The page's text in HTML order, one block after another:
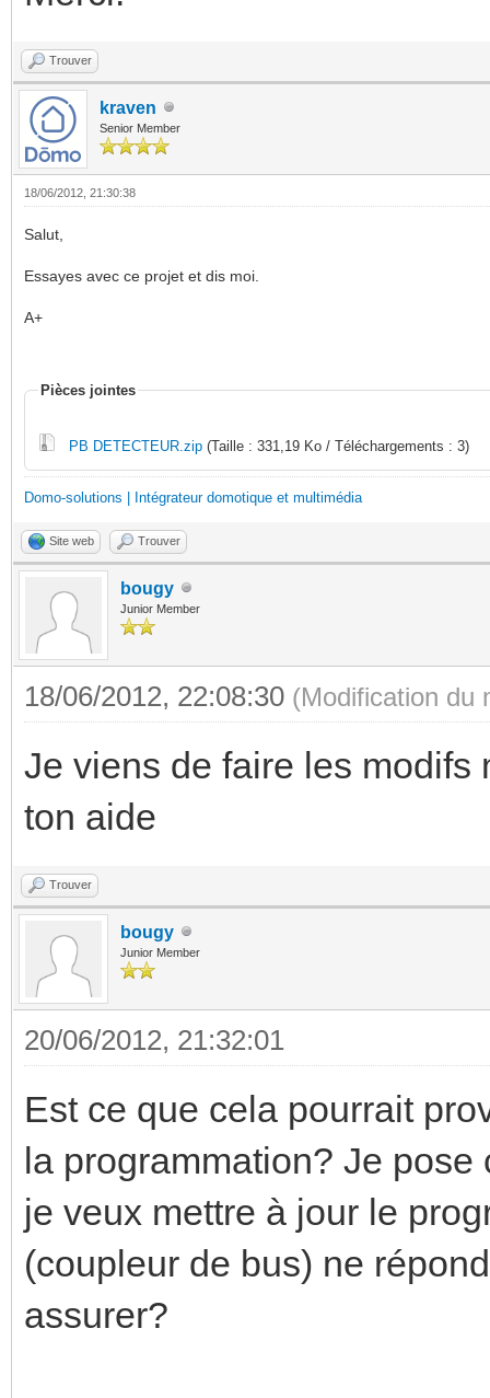
Trouver
kraven
Senior Member
18/06/2012, 21:30:38
Salut,
Essayes avec ce projet et dis moi.
A+
Pièces jointes
PB DETECTEUR.zip (Taille : 331,19 Ko / Téléchargements : 3)
Domo-solutions | Intégrateur domotique et multimédia
Site web Trouver
bougy
Junior Member
18/06/2012, 22:08:30 (Modification du
Je viens de faire les modifs
ton aide
Trouver
bougy
Junior Member
20/06/2012, 21:32:01
Est ce que cela pourrait
la programmation? Je
je veux mettre à jour le
(coupleur de bus) ne
assurer?